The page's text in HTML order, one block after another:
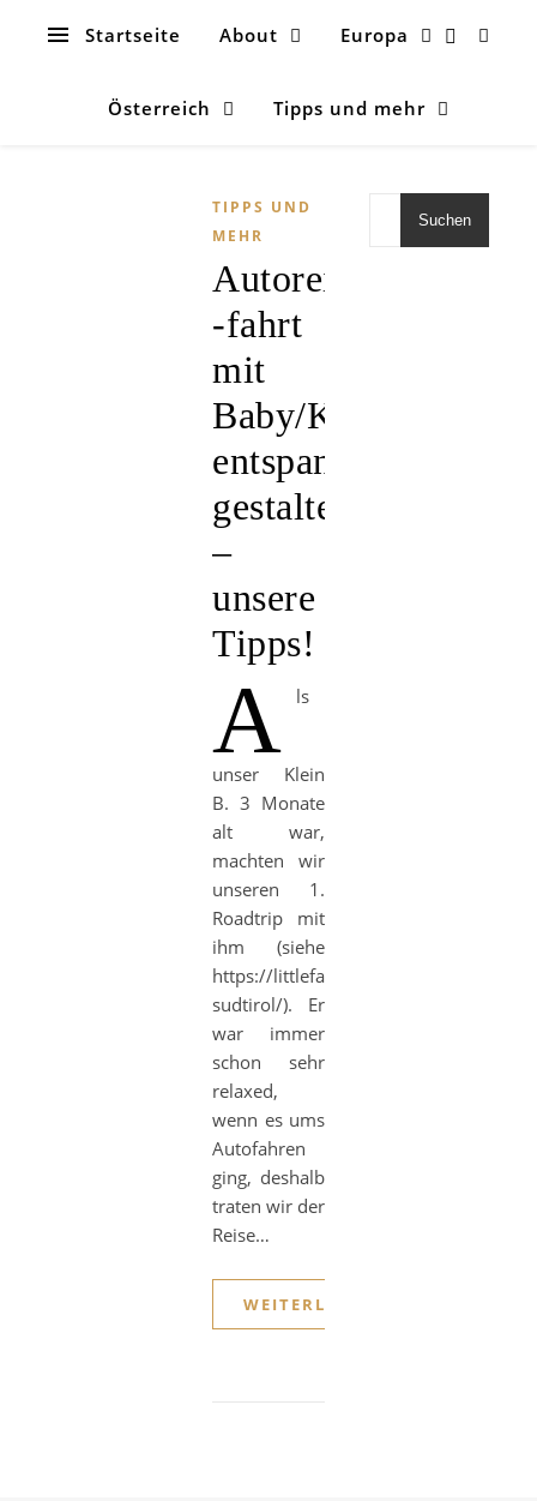
Startseite About Europa
Österreich Tipps und mehr
TIPPS UND
MEHR
Autoreise/bzw.
-fahrt
mit
Baby/Kleinkind
entspannt
gestalten
–
unsere
Tipps!
A ls
unser Klein
B. 3 Monate
alt war,
machten wir
unseren 1.
Roadtrip mit
ihm (siehe
https://
sudtirol/). Er
war immer
schon sehr
relaxed,
wenn es ums
Autofahren
ging, deshalb
traten wir der
Reise…
WEITERLESEN
Suchen